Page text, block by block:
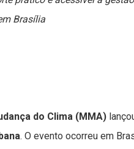
Brasília
do Clima (MMA)
. O evento ocorreu em